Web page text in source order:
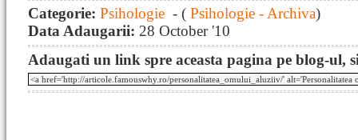
Categorie: Psihologie - ( Psihologie - Archiva)
Data Adaugarii: 28 October '10
Adaugati un link spre aceasta pagina pe blog-ul,